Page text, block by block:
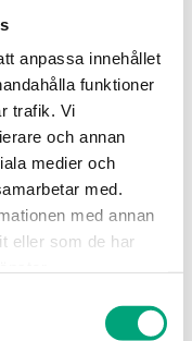
anpassa innehållet
funktioner
trafik. Vi
och annan
medier och
med.
med annan
eller som de har